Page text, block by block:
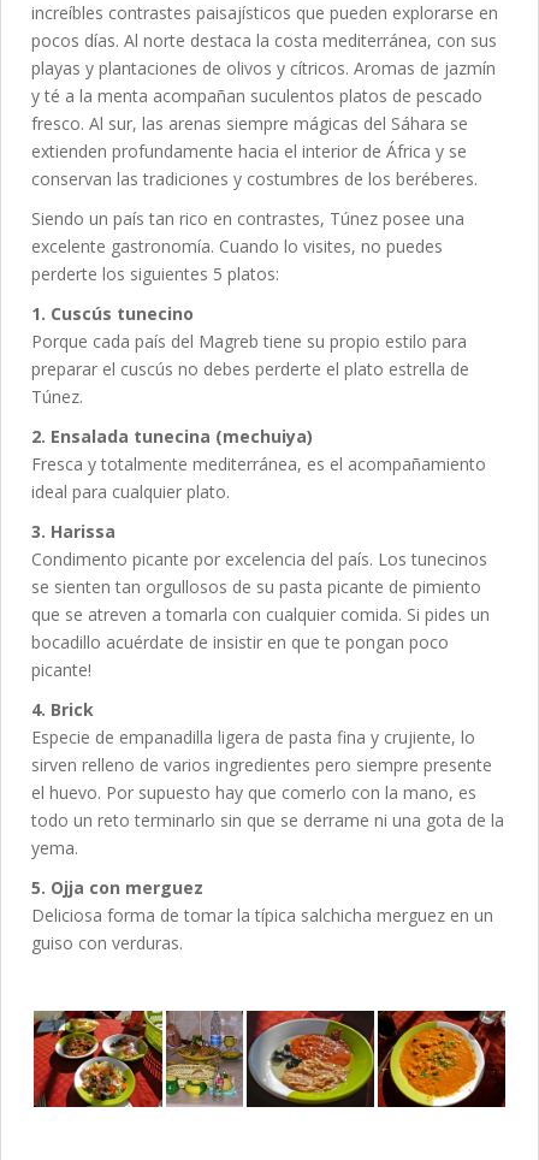
increíbles contrastes paisajísticos que pueden explorarse en
pocos días. Al norte destaca la costa mediterránea, con sus
playas y plantaciones de olivos y cítricos. Aromas de jazmín
y té a la menta acompañan suculentos platos de pescado
fresco. Al sur, las arenas siempre mágicas del Sáhara se
extienden profundamente hacia el interior de África y se
conservan las tradiciones y costumbres de los beréberes.
Siendo un país tan rico en contrastes, Túnez posee una
excelente gastronomía. Cuando lo visites, no puedes
perderte los siguientes 5 platos:
1. Cuscús tunecino
Porque cada país del Magreb tiene su propio estilo para
preparar el cuscús no debes perderte el plato estrella de
Túnez.
2. Ensalada tunecina (mechuiya)
Fresca y totalmente mediterránea, es el acompañamiento
ideal para cualquier plato.
3. Harissa
Condimento picante por excelencia del país. Los tunecinos
se sienten tan orgullosos de su pasta picante de pimiento
que se atreven a tomarla con cualquier comida. Si pides un
bocadillo acuérdate de insistir en que te pongan poco
picante!
4. Brick
Especie de empanadilla ligera de pasta fina y crujiente, lo
sirven relleno de varios ingredientes pero siempre presente
el huevo. Por supuesto hay que comerlo con la mano, es
todo un reto terminarlo sin que se derrame ni una gota de la
yema.
5. Ojja con merguez
Deliciosa forma de tomar la típica salchicha merguez en un
guiso con verduras.